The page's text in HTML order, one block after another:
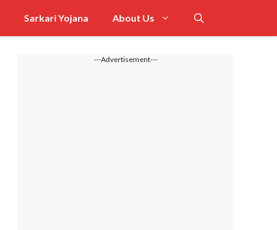
Sarkari Yojana About Us
---Advertisement---